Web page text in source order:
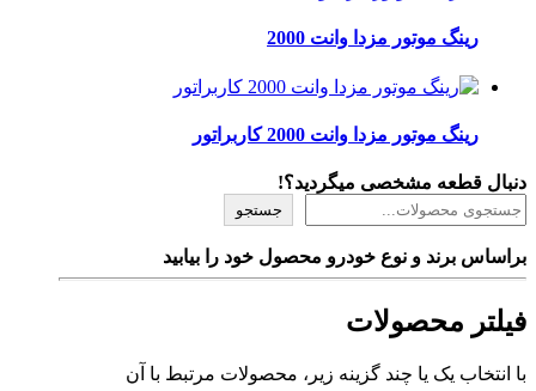
رینگ موتور مزدا وانت 2000
رینگ موتور مزدا وانت 2000 کاربراتور
دنبال قطعه مشخصی میگردید؟!
جستجو
براساس برند و نوع خودرو محصول خود را بیابید
فیلتر محصولات
با انتخاب یک یا چند گزینه زیر، محصولات مرتبط با آن